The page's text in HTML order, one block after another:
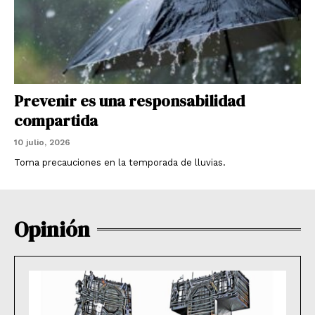
Prevenir es una responsabilidad
compartida
10 julio, 2026
Toma precauciones en la temporada de lluvias.
Opinión